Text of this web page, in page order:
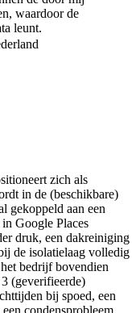
waardoor de
leunt.
zich als
in de (beschikbare)
gekoppeld aan een
Google Places
druk, een dakreiniging
de isolatielaag volledig
bedrijf bovendien
(geverifieerde)
bij spoed, een
condensprobleem